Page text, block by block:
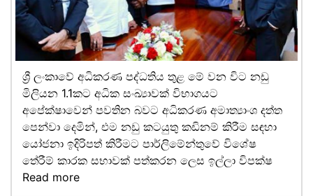
ශ්‍රී ලංකාවේ අධිකරණ පද්ධතිය තුළ මේ වන විට නඩු
මිලියන 1.1කට අධික සංඛ්‍යාවක් විභාගයට
අපේක්ෂාවෙන් පවතින බවට අධිකරණ අමාත්‍යාංශ දත්ත
පෙන්වා දෙමින්, එම නඩු කටයුතු කඩිනම් කිරීම සඳහා
යෝජනා ඉදිරිපත් කිරීමට පාර්ලිමේන්තුවේ විශේෂ
තේරීම් කාරක සභාවක් පත්කරන ලෙස ඉල්ලා විපක්ෂ
Read more